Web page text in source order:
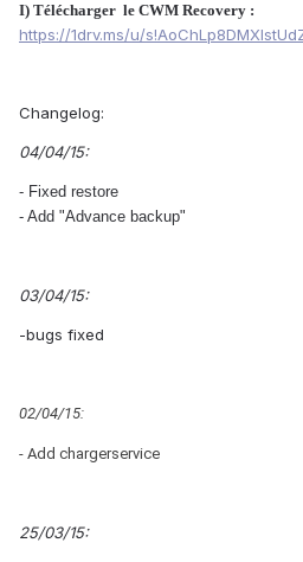
I) Télécharger le CWM Recovery :
https://1drv.ms/u/
Changelog:
04/04/15:
- Fixed restore
- Add "Advance backup"
03/04/15:
-bugs fixed
02/04/15:
- Add chargerservice
25/03/15: